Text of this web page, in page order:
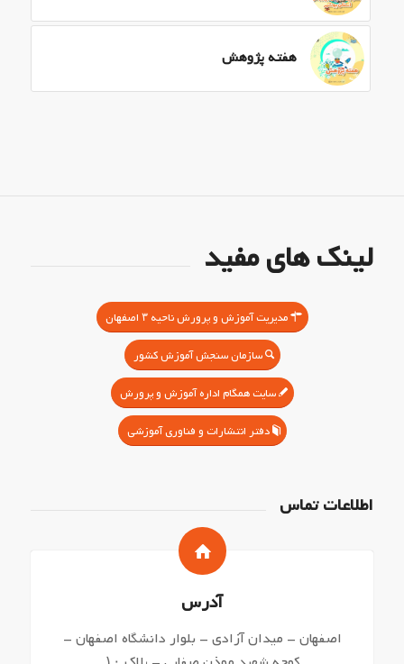
هفته پژوهش
لینک های مفید
مدیریت آموزش و پرورش ناحیه ۳ اصفهان
سازمان سنجش آموزش کشور
سایت همگام اداره آموزش و پرورش
دفتر انتشارات و فناوری آموزشی
اطلاعات تماس
آدرس
اصفهان – میدان آزادی – بلوار دانشگاه اصفهان –